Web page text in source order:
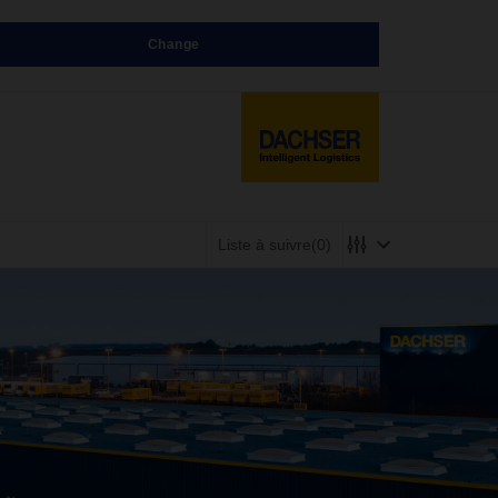
Change
Liste à suivre(0)